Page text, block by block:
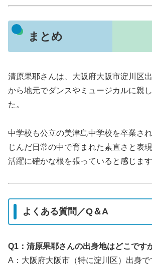
まとめ
清原果耶さんは、大阪府大阪市淀川区
から地元でダンスやミュージカルに親
た。
中学校も公立の美津島中学校を卒業さ
じんだ日常の中で育まれた素直さと表
活躍に確かな根を張っていると感じます
よくある質問／Q＆A
Q1：清原果耶さんの出身地はどこです
A：大阪府大阪市（特に淀川区）出身で